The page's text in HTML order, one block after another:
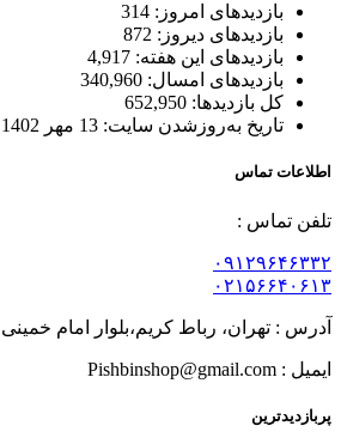
بازدیدهای امروز: 314
بازدیدهای دیروز: 872
بازدیدهای این هفته: 4,917
بازدیدهای امسال: 340,960
کل بازدیدها: 652,950
تاریخ به‌روزشدن سایت: 13 مهر 1402
اطلاعات تماس
تلفن تماس :
۰۹۱۲۹۶۴۶۳۳۲
۰۲۱۵۶۶۴۰۶۱۳
آدرس : تهران، رباط کریم،بلوار امام خمینی
ایمیل : Pishbinshop@gmail.com
پربازدیدترین